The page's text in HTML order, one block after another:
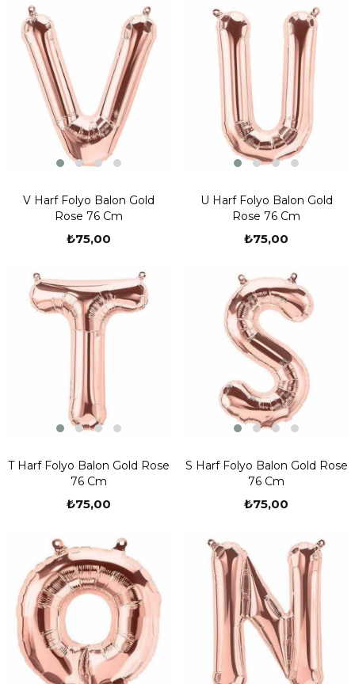
V Harf Folyo Balon Gold
Rose 76 Cm
₺75,00
U Harf Folyo Balon Gold
Rose 76 Cm
₺75,00
T Harf Folyo Balon Gold Rose
76 Cm
₺75,00
S Harf Folyo Balon Gold Rose
76 Cm
₺75,00